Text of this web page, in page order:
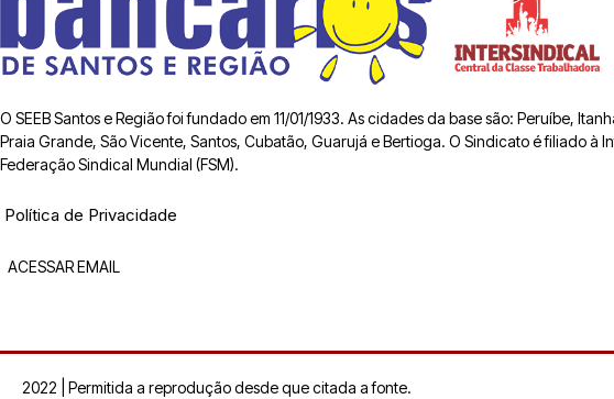
O SEEB Santos e Região foi fundado em 11/01/1933. As cidades da base são: Peruíbe,
Praia Grande, São Vicente, Santos, Cubatão, Guarujá e Bertioga. O Sindicato é filiado à
Federação Sindical Mundial (FSM).
Política de Privacidade
ACESSAR EMAIL
2022 | Permitida a reprodução desde que citada a fonte.